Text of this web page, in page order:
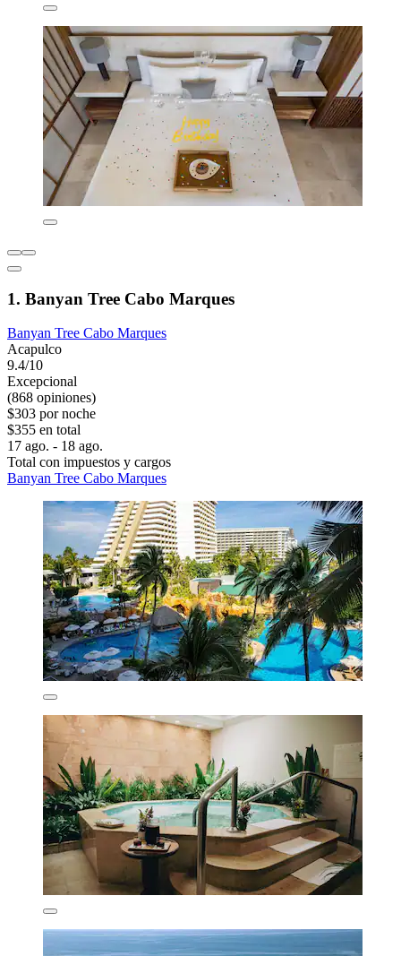
1. Banyan Tree Cabo Marques
Banyan Tree Cabo Marques
Acapulco
9.4/10
Excepcional
(868 opiniones)
$303 por noche
$355 en total
17 ago. - 18 ago.
Total con impuestos y cargos
Banyan Tree Cabo Marques